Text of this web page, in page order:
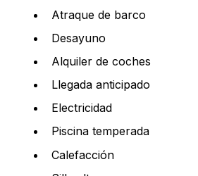
Atraque de barco
Desayuno
Alquiler de coches
Llegada anticipado
Electricidad
Piscina temperada
Calefacción